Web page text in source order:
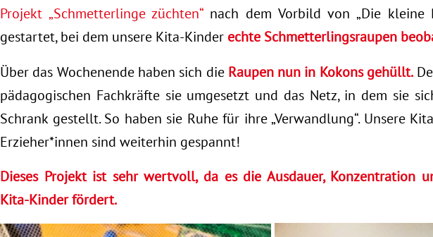
Projekt „Schmetterlinge züchten“nach dem Vorbild von „Die kleine
gestartet, bei dem unsere Kita-Kinder echte Schmetterlingsraupen
Über das Wochenende haben sich die Raupen nun in Kokons gehüllt.
pädagogischen Fachkräfte sie umgesetzt und das Netz, in dem sie
Schrank gestellt. So haben sie Ruhe für ihre „Verwandlung“. Unsere
Erzieher*innen sind weiterhin gespannt!
Dieses Projekt ist sehr wertvoll, da es die Ausdauer, Konzentration
Kita-Kinder fördert.